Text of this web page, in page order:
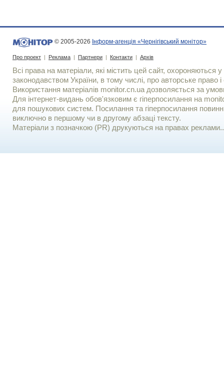
© 2005-2026 Інформ-агенція «Чернігівський монітор»
Про проект | Реклама | Партнери | Контакти | Архів
Всі права на матеріали, які містить цей сайт, охороняються у
законодавством України, в тому числі, про авторське право і
Використання матерiалiв monitor.cn.ua дозволяється за
Для iнтернет-видань обов'язковим є гiперпосилання на
для пошукових систем. Посилання та гіперпосилання
виключно в першому чи в другому абзаці тексту.
Матеріали з позначкою (PR) друкуються на правах реклами..